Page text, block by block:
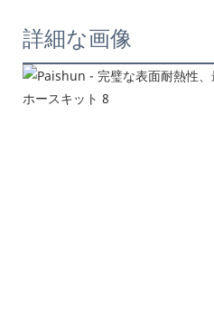
詳細な画像